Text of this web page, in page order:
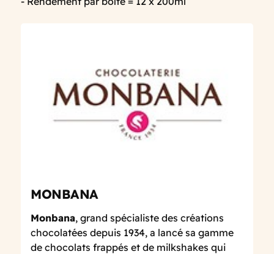
MONBANA
Monbana, grand spécialiste des créations
chocolatées depuis 1934, a lancé sa gamme
de chocolats frappés et de milkshakes qui